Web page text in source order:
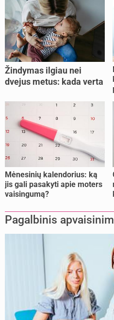
Žindymas ilgiau nei
dvejus metus: kada verta
nujunkyti?
Mėnesinių kalendorius: ką
jis gali pasakyti apie moters
vaisingumą?
Pagalbinis